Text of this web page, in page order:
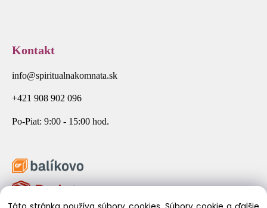
Kontakt
info@spiritualnakomnata.sk
+421 908 902 096
Po-Piat: 9:00 - 15:00 hod.